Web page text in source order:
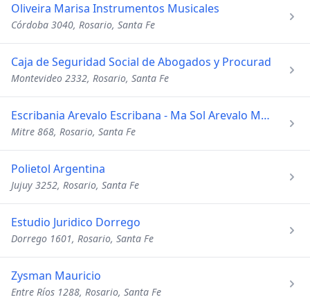
Oliveira Marisa Instrumentos Musicales
Córdoba 3040, Rosario, Santa Fe
Caja de Seguridad Social de Abogados y Procurad
Montevideo 2332, Rosario, Santa Fe
Escribania Arevalo Escribana - Ma Sol Arevalo Mat 264
Mitre 868, Rosario, Santa Fe
Polietol Argentina
Jujuy 3252, Rosario, Santa Fe
Estudio Juridico Dorrego
Dorrego 1601, Rosario, Santa Fe
Zysman Mauricio
Entre Ríos 1288, Rosario, Santa Fe